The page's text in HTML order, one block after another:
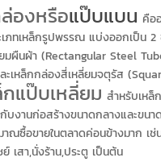
องหรือแป๊บแบน คือ
เภทเหล็กรูปพรรณ แบ่งออกเป็น
มผืนผ้า (Rectangular Steel
เหล็กกล่องสี่เหลี่ยมจตุรัส
แป๊บเหลี่ยม สำหรับเห
บงานก่อสร้างขนาดกลางและขนา
าณซื้อขายในตลาดค่อนข้างมาก เ
เสา,นั่งร้าน,ประตู เป็นต้น